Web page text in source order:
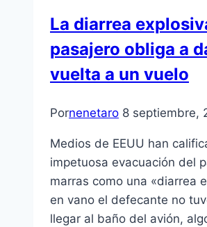
La diarrea
pasajero obliga a
vuelta a un vuelo
Pornenetaro 8 septiembre,
Medios de EEUU han
impetuosa evacuación del
marras como una «diarrea
en vano el defecante no
llegar al baño del avión,